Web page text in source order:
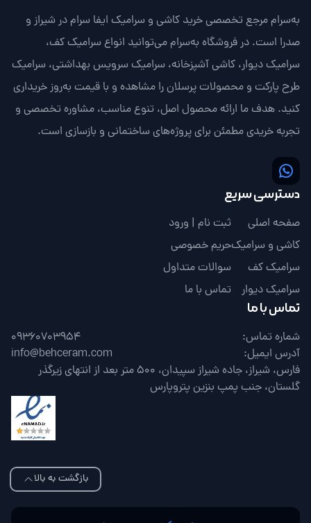
به‌سرام مرجع تخصصی خرید کاشی و سرامیک ایفا سرام در شیراز و
صدرا است. در فروشگاه به‌سرام می‌توانید انواع سرامیک کف،
سرامیک دیوار، کاشی آشپزخانه، سرامیک سرویس بهداشتی، سرامیک
طرح پارکت و محصولات پرسلان را مشاهده و با قیمت به‌روز خریداری
کنید. هدف ما ارائه محصول اصل، تنوع مناسب، مشاوره تخصصی و
تجربه خریدی مطمئن برای پروژه‌های ساختمانی و بازسازی است.
دسترسی سریع
صفحه اصلی
کاشی و سرامیک
سرامیک کف
سرامیک دیوار
ثبت نام | ورود
حریم خصوصی
سوالات متداول
تماس با ما
تماس با ما
شماره تماس:
09360703954
آدرس ایمیل:
info@behceram.com
فارس، شیراز، جاده شیراز سپیدان، 500 متر بعد از انتهای زیرگذر
گلستان، جنب پمپ بنزین پتروپارس
بازگشت به بالا